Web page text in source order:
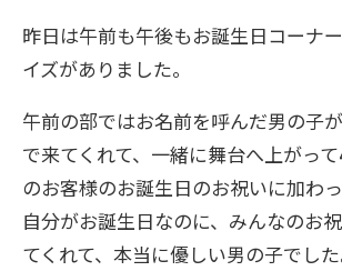
昨日は午前も午後もお誕生日コーナ
イズがありました。
午前の部ではお名前を呼んだ男の子
で来てくれて、一緒に舞台へ上がっ
のお客様のお誕生日のお祝いに加わっ
自分がお誕生日なのに、みんなのお
てくれて、本当に優しい男の子でした